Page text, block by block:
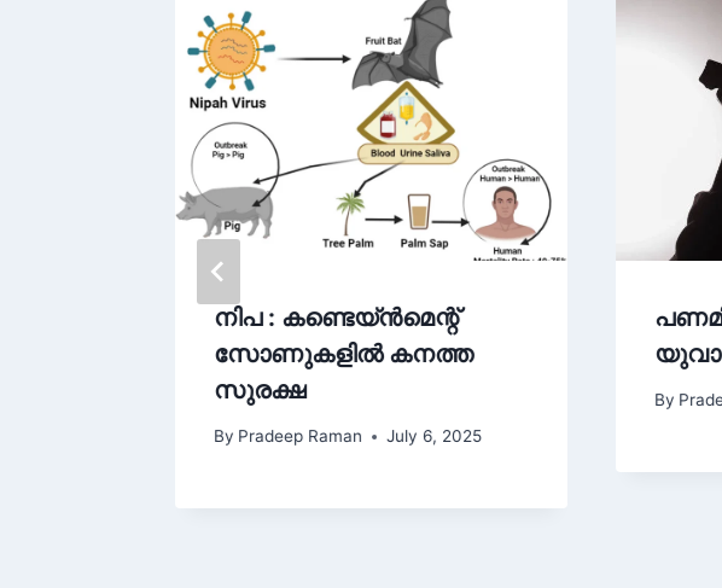
നിപ : കണ്ടെയ്ൻമെന്റ്
സോണുകളിൽ കനത്ത
സുരക്ഷ
By Pradeep Raman July 6, 2025
By